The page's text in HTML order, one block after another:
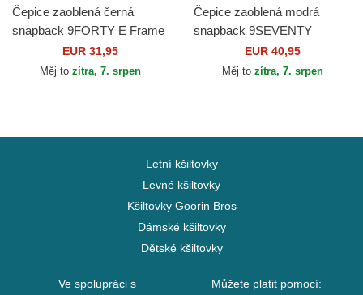
Čepice zaoblená černá
snapback 9FORTY E Frame
Metallic Los Angeles Lakers
NBA New Era
EUR 31,95
Měj to zítra, 7. srpen
Čepice zaoblená modrá
snapback 9SEVENTY
Stretch Snap Clubhouse Los
Angeles Dodgers MLB New
EUR 40,95
Měj to zítra, 7. srpen
Letní kšiltovky
Levné kšiltovky
Kšiltovky Goorin Bros
Dámské kšiltovky
Dětské kšiltovky
Ve spolupráci s
Můžete platit pomocí: